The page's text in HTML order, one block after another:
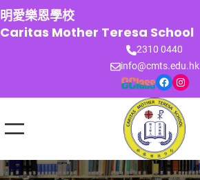
跳
至
主
明愛樂恩學校
Caritas Mother Teresa School
2310 0440
info@cmts.edu.hk
Facebook Instagram